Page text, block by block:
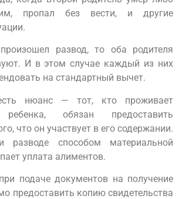
пропал без вести, и другие
развод, то оба родителя
И в этом случае каждый из них
на стандартный вычет.
нюанс — тот, кто проживает
обязан предоставить
что он участвует в его содержании.
разводе способом материальной
уплата алиментов.
подаче документов на получение
предоставить копию свидетельства